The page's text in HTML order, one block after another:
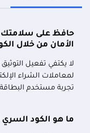
حافظ على سلامتك
الأمان من خلال
لا يكتفي تفعيل
لمعاملات الشراء
تجربة مستخدم
ما هو الكود